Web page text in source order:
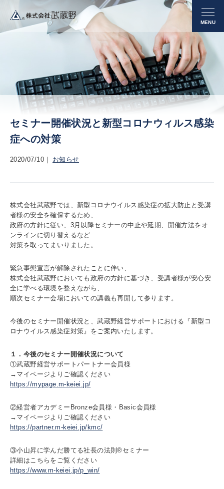
セミナー開催状況と新型コロナウィルス感染
症への対策
2020/07/10 お知らせ
株式会社武蔵野では、新型コロナウイルス感染症の拡大防止と受講
者様の安全を確保するため、
政府の⽅針に従い、3⽉以降セミナーの中止や延期、開催⽅法をオ
ンラインに切り替えるなど
対策を取ってまいりました。
緊急事態宣言が解除されたことに伴い、
株式会社武蔵野においても政府の⽅針に基づき、受講者様が安心安
全に学べる環境を整えながら、
順次セミナー会場においての講義も再開して参ります。
今後のセミナー開催状況と、武蔵野経営サポートにおける『新型コ
ロナウイルス感染症対策』をご案内いたします。
１．今後のセミナー開催状況について
①武蔵野経営サポートパートナー会員様
→マイページよりご確認ください
https://mypage.m-keiei.jp/
②経営者アカデミーBronze会員様・Basic会員様
→マイページよりご確認ください
https://partner.m-keiei.jp/kmc/
③⼩⼭昇に学んだ勝てる社⻑の法則®セミナー
詳細はこちらをご覧ください
https://www.m-keiei.jp/p_win/